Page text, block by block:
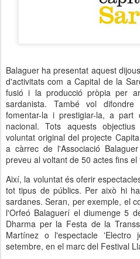
Balaguer ha presentat aquest
d'activitats com a Capital de la
fusió i la producció pròpia per
sardanista. També vol
fomentar-la i prestigiar-la, a
nacional. Tots aquests
voluntat original del projecte
a càrrec de l'Associació
preveu al voltant de 50 actes fins
Així, la voluntat és oferir
tot tipus de públics. Per això hi
sardanes. Seran, per exemple, el
l'Orfeó Balaguerí el diumenge 5
Dharma per la Festa de la
Martínez o l'espectacle
setembre, en el marc del Festival